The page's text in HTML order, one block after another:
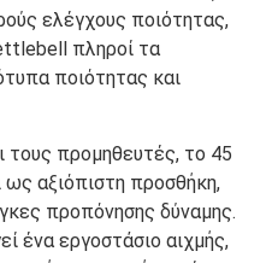
ελέγχους ποιότητας,
πληροί τα
ποιότητας και
τους προμηθευτές, το 45
αξιόπιστη προσθήκη,
προπόνησης δύναμης.
ένα εργοστάσιο αιχμής,